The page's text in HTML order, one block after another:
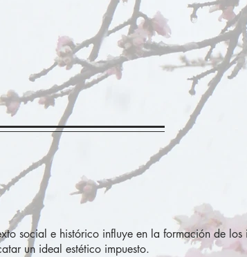
social e histórico influye en la formación de
un ideal estético impuesto.